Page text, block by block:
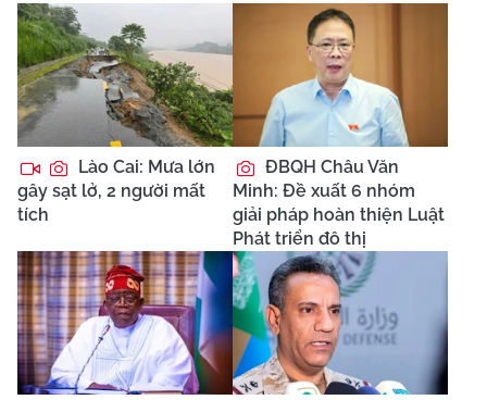
Lào Cai: Mưa lớn
gây sạt lở, 2 người mất
tích
ĐBQH Châu Văn
Minh: Đề xuất 6 nhóm
giải pháp hoàn thiện Luật
Phát triển đô thị